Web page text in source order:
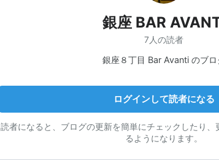
銀座 BAR
7人の読者
銀座８丁目 Bar Avanti のブロ
ログインして読者になる
読者になると、ブログの更新を簡単にチェックしたり、
るようになります。